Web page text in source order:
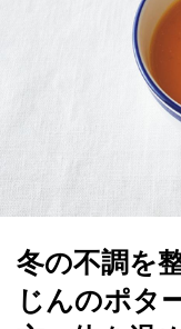
冬の不調を
じんのポタ